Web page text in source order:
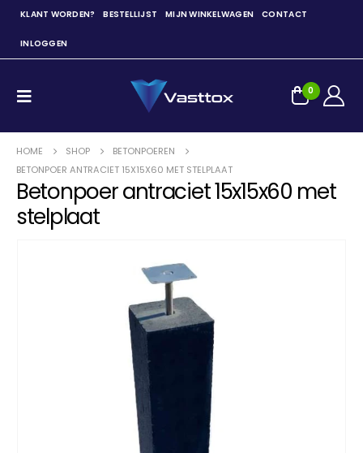
KLANT WORDEN? BESTELLIJST MIJN WINKELWAGEN CONTACT
INLOGGEN
0
HOME SHOP
BETONPOEREN
BETONPOER ANTRACIET 15X15X60 MET STELPLAAT
Betonpoer antraciet 15x15x60 met
stelplaat